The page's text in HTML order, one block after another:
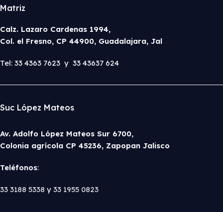
Matriz
Calz. Lazaro Cardenas 1994,
Col. el Fresno, CP 44900, Guadalajara, Jal
Tel: 33 4363 7623 y 33 43637 624
Suc López Mateos
Av. Adolfo López Mateos Sur 6700,
Colonia agrícola CP 45236, Zapopan Jalisco
Teléfonos:
33 3188 5338 y 33 1955 0823